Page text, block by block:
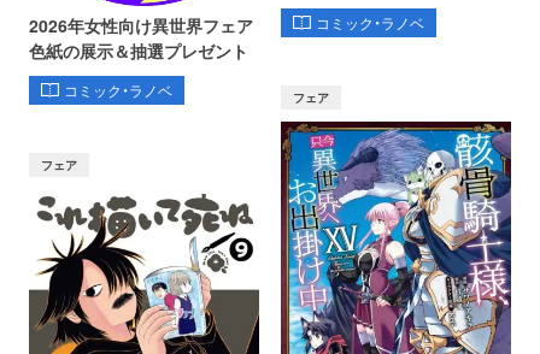
2026年女性向け異世界フェア
色紙の展示＆抽選プレゼント
コミック・ラノベ
コミック・ラノベ
フェア
フェア